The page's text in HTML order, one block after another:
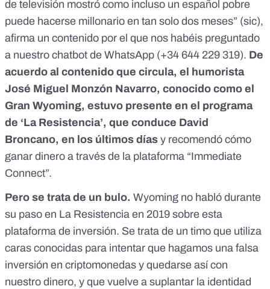
de televisión mostró como incluso un español pobre
puede hacerse millonario en tan solo dos meses” (sic),
afirma un contenido por el que nos habéis preguntado
a nuestro chatbot de WhatsApp (+34 644 229 319). De
acuerdo al contenido que circula, el humorista
José Miguel Monzón Navarro, conocido como el
Gran Wyoming, estuvo presente en el programa
de ‘La Resistencia’, que conduce David
Broncano, en los últimos días y recomendó cómo
ganar dinero a través de la plataforma “Immediate
Connect”.
Pero se trata de un bulo. Wyoming no habló durante
su paso en La Resistencia en 2019 sobre esta
plataforma de inversión. Se trata de un timo que utiliza
caras conocidas para intentar que hagamos una falsa
inversión en criptomonedas y quedarse así con
nuestro dinero, y que vuelve a suplantar la identidad